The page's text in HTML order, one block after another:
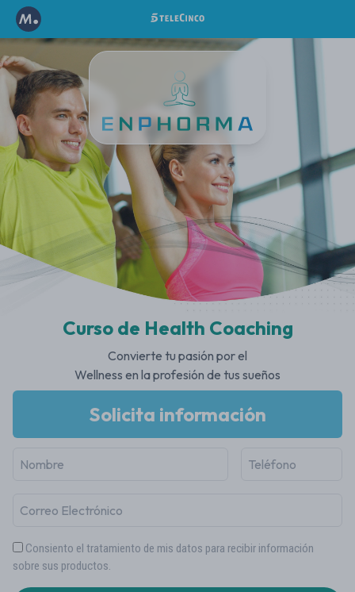
Curso de Health Coaching
Convierte tu pasión por el
Wellness en la profesión de tus sueños
Solicita información
Consiento el tratamiento de mis datos para recibir información
sobre sus productos.